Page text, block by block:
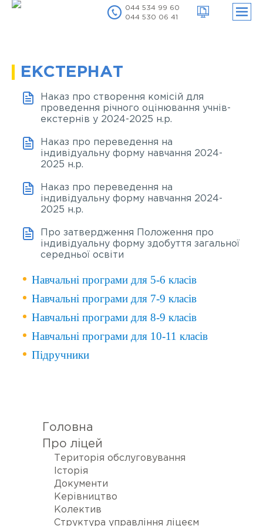
044 534 99 60
044 530 06 41
ЕКСТЕРНАТ
Наказ про створення комісій для
проведення річного оцінювання учнів-
екстернів у 2024-2025 н.р.
Наказ про переведення на
індивідуальну форму навчання 2024-
2025 н.р.
Наказ про переведення на
індивідуальну форму навчання 2024-
2025 н.р.
Про затвердження Положення про
індивідуальну форму здобуття загальної
середньої освіти
Навчальні програми для 5-6 класів
Навчальні програми для 7-9 класів
Навчальні програми для 8-9 класів
Навчальні програми для 10-11 класів
Підручники
Головна
Про ліцей
Територія обслуговування
Історія
Документи
Керівництво
Колектив
Структура управління ліцеєм